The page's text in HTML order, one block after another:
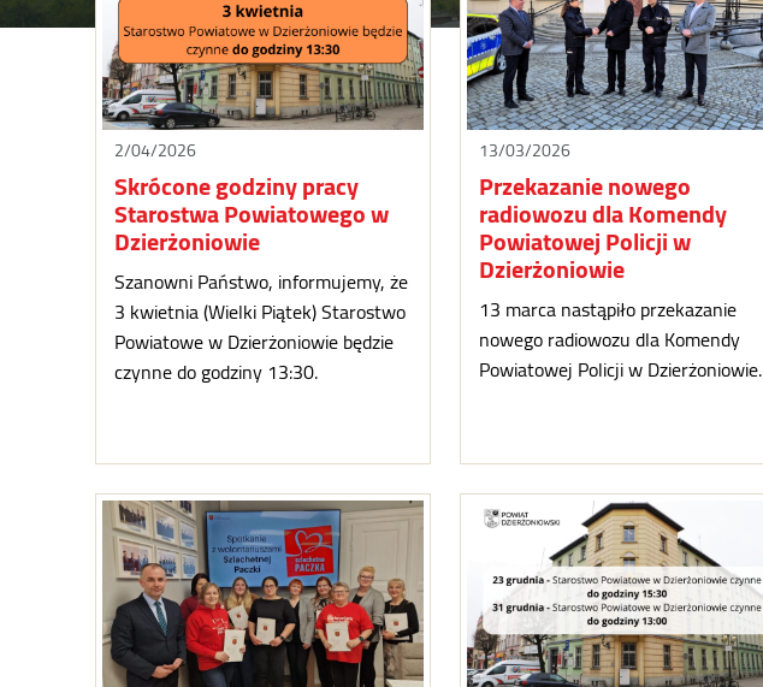
2/04/2026
Skrócone godziny pracy
Starostwa Powiatowego w
Dzierżoniowie
Szanowni Państwo, informujemy, że
3 kwietnia (Wielki Piątek) Starostwo
Powiatowe w Dzierżoniowie będzie
czynne do godziny 13:30.
13/03/2026
Przekazanie nowego
radiowozu dla Komendy
Powiatowej Policji w
Dzierżoniowie
13 marca nastąpiło przekazanie
nowego radiowozu dla Komendy
Powiatowej Policji w Dzierżoniowie.